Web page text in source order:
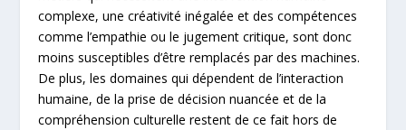
complexe, une créativité inégalée et des compétences
comme l’empathie ou le jugement critique, sont donc
moins susceptibles d’être remplacés par des machines.
De plus, les domaines qui dépendent de l’interaction
humaine, de la prise de décision nuancée et de la
compréhension culturelle restent de ce fait hors de